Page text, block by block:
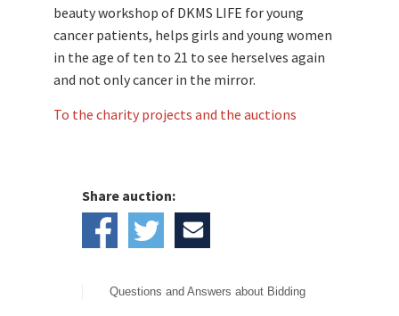
beauty workshop of DKMS LIFE for young
cancer patients, helps girls and young women
in the age of ten to 21 to see herselves again
and not only cancer in the mirror.
To the charity projects and the auctions
Share auction:
Questions and Answers about Bidding